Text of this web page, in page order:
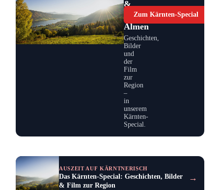
&
stille
Almen
Geschichten,
Bilder
und
der
Film
zur
Region
–
in
unserem
Kärnten-
Special.
Zum Kärnten-Special
AUSZEIT AUF KÄRNTNERISCH
Das Kärnten-Special: Geschichten, Bilder
& Film zur Region
→